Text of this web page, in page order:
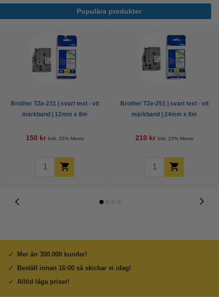
Populära produkter
Brother TZe-231 | svart text - vit
märkband | 12mm x 8m
150 kr Inkl. 25% Moms
Brother TZe-251 | svart text - vit
märkband | 24mm x 8m
210 kr Inkl. 25% Moms
Mer än 300.000 kunder!
Beställ innan 16:00 så skickar vi idag!
Alltid låga priser!